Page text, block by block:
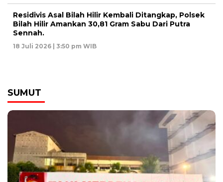
Residivis Asal Bilah Hilir Kembali Ditangkap, Polsek
Bilah Hilir Amankan 30,81 Gram Sabu Dari Putra
Sennah.
18 Juli 2026 | 3:50 pm WIB
SUMUT